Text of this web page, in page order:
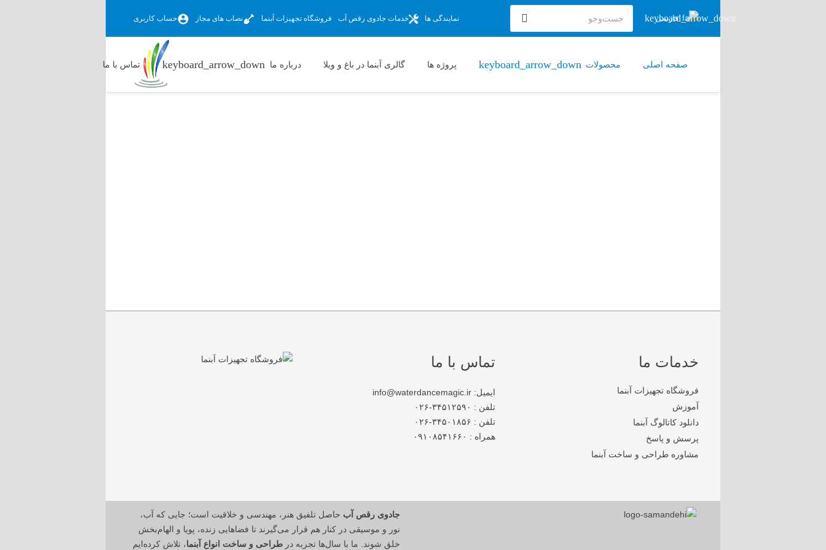
فارسی نمایندگی ها خدمات جادوی رقص آب فروشگاه تجهیزات آبنما نصاب های مجاز حساب کاربری
صفحه اصلی محصولات پروژه ها گالری آبنما در باغ و ویلا درباره ما تماس با ما
خدمات ما
فروشگاه تجهیزات آبنما
آموزش
دانلود کاتالوگ آبنما
پرسش و پاسخ
مشاوره طراحی و ساخت آبنما
تماس با ما
ایمیل: info@waterdancemagic.ir
تلفن : ۳۴۵۱۲۵۹۰-۰۲۶
تلفن : ۳۴۵۰۱۸۵۶-۰۲۶
همراه : ۰۹۱۰۸۵۴۱۶۶۰
جادوی رقص آب حاصل تلفیق هنر، مهندسی و خلاقیت است؛ جایی که آب،
نور و موسیقی در کنار هم قرار می‌گیرند تا فضاهایی زنده، پویا و الهام‌بخش
خلق شوند. ما با سال‌ها تجربه در طراحی و ساخت انواع آبنما، تلاش کرده‌ایم